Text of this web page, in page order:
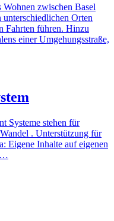
Wohnen zwischen Basel
Orten
Fahrten führen. Hinzu
einer Umgehungsstraße,
Systeme stehen für
. Unterstützung für
Eigene Inhalte auf eigenen